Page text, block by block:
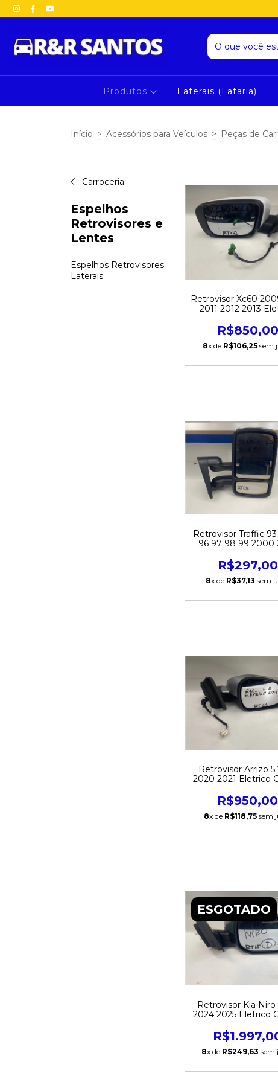
Produtos Laterais (Lataria)
Início > Acessórios para Veículos > Peças de
Carroceria
Espelhos
Retrovisores e
Lentes
Espelhos Retrovisores
Laterais
Retrovisor Xc60
2011 2012 2013
Original
R$850,00
8x de R$106,25 sem
Retrovisor Traffic
96 97 98 99 2000
R$297,00
8x de R$37,13 sem
Retrovisor Arrizo 5
2020 2021 Eletrico
R$950,00
8x de R$118,75sem
ESGOTADO
Retrovisor Kia Niro
2024 2025 Eletrico
8x de R$249,63 sem